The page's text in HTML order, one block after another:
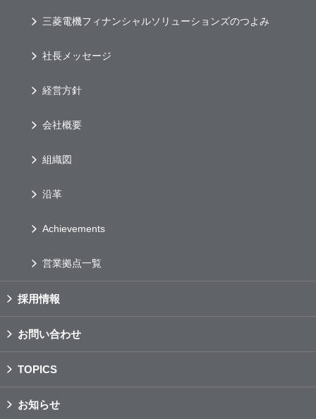
三菱電機フィナンシャルソリューションズのつよみ
社長メッセージ
経営方針
会社概要
組織図
沿革
Achievements
営業拠点一覧
採用情報
お問い合わせ
TOPICS
お知らせ